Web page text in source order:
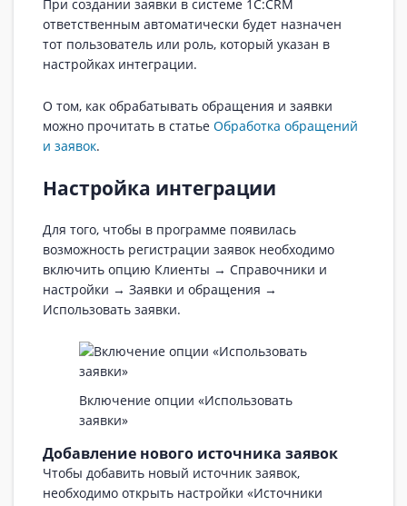
При создании заявки в системе 1C:CRM
ответственным автоматически будет назначен
тот пользователь или роль, который указан в
настройках интеграции.
О том, как обрабатывать обращения и заявки
можно прочитать в статье Обработка обращений
и заявок.
Настройка интеграции
Для того, чтобы в программе появилась
возможность регистрации заявок необходимо
включить опцию Клиенты → Справочники и
настройки → Заявки и обращения →
Использовать заявки.
Включение опции «Использовать
заявки»
Добавление нового источника заявок
Чтобы добавить новый источник заявок,
необходимо открыть настройки «Источники